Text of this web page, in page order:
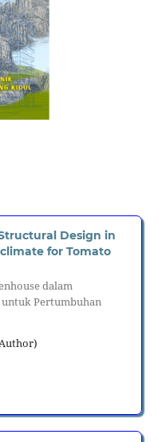
Design in
for Tomato
dalam
Pertumbuhan